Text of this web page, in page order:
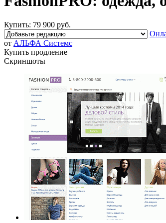
Купить: 79 900 руб.
от АЛЬФА Системс
Купить продление
Скриншоты